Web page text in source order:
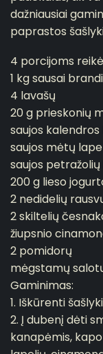
dažniausiai
paprastos
4 porcijoms
1 kg sausai
4 lavašų
20 g prieskonių
saujos
saujos mėtų
saujos
200 g lieso
2 nedidelių
2 skiltelių
žiupsnio
2 pomidorų
mėgstamų
Gaminimas:
1. Iškūrenti
2. Į dubenį dėti
kanapėmis,